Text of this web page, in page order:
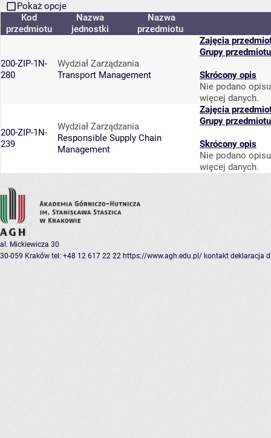
Pokaż opcje
Kod
przedmiotu
Nazwa
jednostki
Nazwa
przedmiotu
200-ZIP-1N-
280
Wydział Zarządzania
Transport Management
Zajęcia
Grupy przedmiotu
Skrócony opis
Nie podano
więcej danych.
200-ZIP-1N-
239
Wydział Zarządzania
Responsible Supply Chain
Management
Zajęcia
Grupy przedmiotu
Skrócony opis
Nie podano
więcej danych.
al. Mickiewicza 30
30-059 Kraków tel: +48 12 617 22 22 https://www.agh.edu.pl/ kontakt deklaracja